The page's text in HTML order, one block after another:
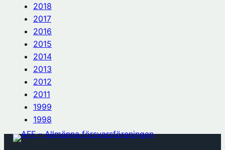
2018
2017
2016
2015
2014
2013
2012
2011
1999
1998